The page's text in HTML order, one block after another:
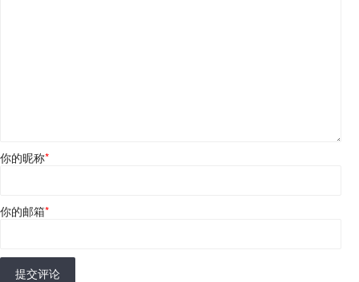
你的昵称*
你的邮箱*
提交评论